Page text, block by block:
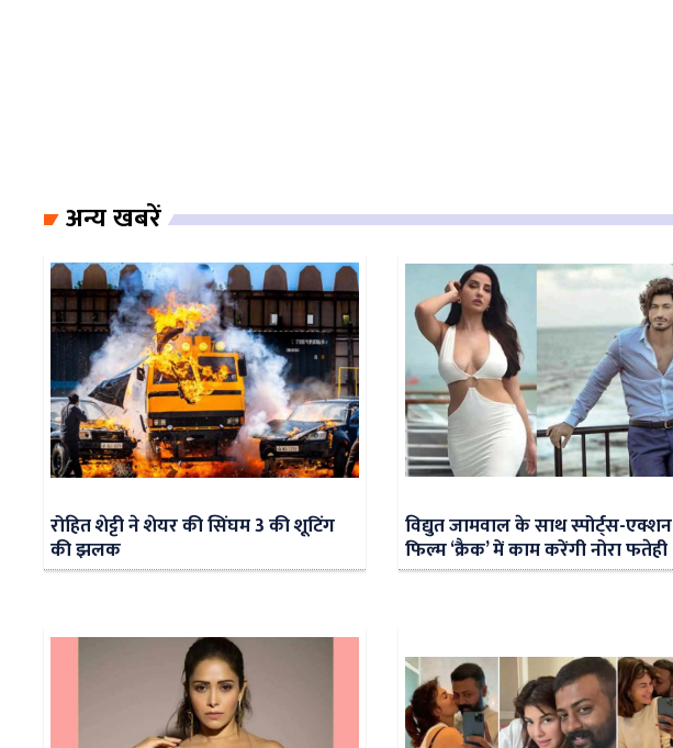
अन्य खबरें
रोहित शेट्टी ने शेयर की सिंघम 3 की शूटिंग
की झलक
विद्युत जामवाल के साथ स्पोर्ट्स-एक्शन
फिल्म ‘क्रैक’ में काम करेंगी नोरा फतेही